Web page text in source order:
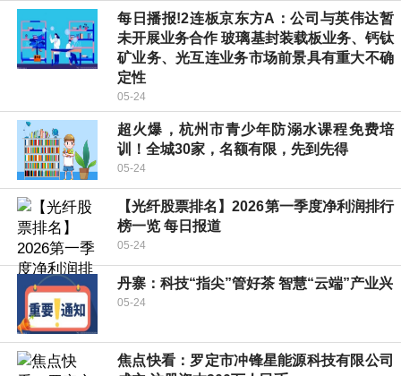
每日播报!2连板京东方A：公司与英伟达暂
未开展业务合作 玻璃基封装载板业务、钙钛
矿业务、光互连业务市场前景具有重大不确
定性
05-24
超火爆，杭州市青少年防溺水课程免费培
训！全城30家，名额有限，先到先得
05-24
【光纤股票排名】2026第一季度净利润排行
榜一览 每日报道
05-24
丹寨：科技“指尖”管好茶 智慧“云端”产业兴
05-24
焦点快看：罗定市冲锋星能源科技有限公司